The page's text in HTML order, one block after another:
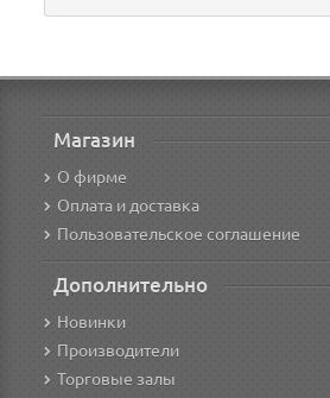
Магазин
О фирме
Оплата и доставка
Пользовательское соглашение
Дополнительно
Новинки
Производители
Торговые залы